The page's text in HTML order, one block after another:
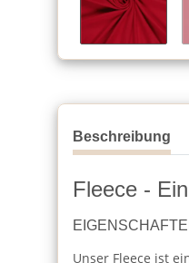
Beschreibung
Fleece -
Unser Fleece ist